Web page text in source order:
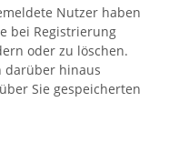
Nutzer haben
bei Registrierung
oder zu löschen.
darüber hinaus
Sie gespeicherten